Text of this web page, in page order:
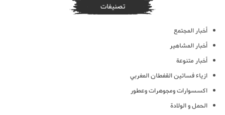
تصنيفات
أخبار المجتمع
أخبار المشاهير
أخبار متنوعة
ازياء فساتين القفطان المغربي
اكسسوارات ومجوهرات وعطور
الحمل و الولادة